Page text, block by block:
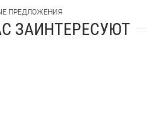
ПРЕДЛОЖЕНИЯ
ЗАИНТЕРЕСУЮТ